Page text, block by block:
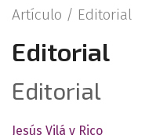
Artículo / Editorial
Editorial
Editorial
Jesús Vilá y Rico